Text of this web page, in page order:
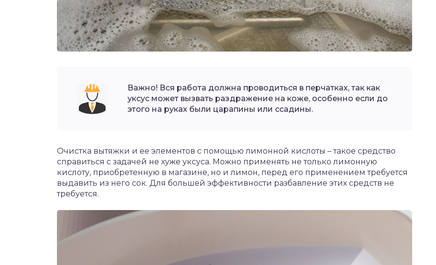
Важно! Вся работа должна проводиться в перчатках, так как
уксус может вызвать раздражение на коже, особенно если до
этого на руках были царапины или ссадины.
Очистка вытяжки и ее элементов с помощью лимонной кислоты – такое средство
справиться с задачей не хуже уксуса. Можно применять не только лимонную
кислоту, приобретенную в магазине, но и лимон, перед его применением требуется
выдавить из него сок. Для большей эффективности разбавление этих средств не
требуется.